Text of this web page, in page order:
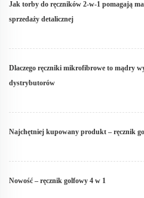
Jak torby do ręczników 2-w-1 pomagają
sprzedaży detalicznej
Dlaczego ręczniki mikrofibrowe to mądry
dystrybutorów
Najchętniej kupowany produkt – ręcznik
Nowość – ręcznik golfowy 4 w 1